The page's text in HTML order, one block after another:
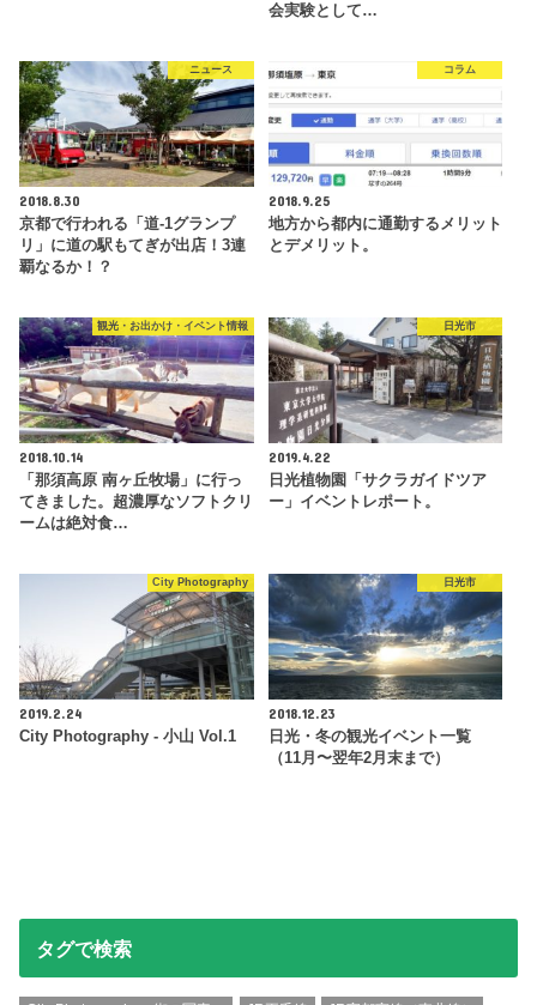
会実験として…
ニュース
2018.8.30
京都で行われる「道-1グランプ
リ」に道の駅もてぎが出店！3連
覇なるか！？
コラム
2018.9.25
地方から都内に通勤するメリット
とデメリット。
観光・お出かけ・イベント情報
2018.10.14
「那須高原 南ヶ丘牧場」に行っ
てきました。超濃厚なソフトクリ
ームは絶対食…
日光市
2019.4.22
日光植物園「サクラガイドツア
ー」イベントレポート。
City Photography
2019.2.24
City Photography - 小山 Vol.1
日光市
2018.12.23
日光・冬の観光イベント一覧
（11月〜翌年2月末まで）
タグで検索